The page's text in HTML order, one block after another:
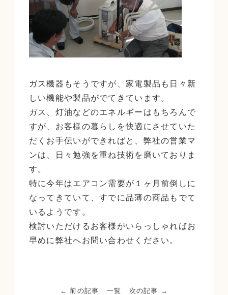
ガス機器もそうですが、家電製品も日々新
しい機能や製品がでてきています。
ガス、灯油などのエネルギーはもちろんで
すが、お客様の暮らしを快適にさせていた
だくお手伝いができればと、弊社の営業マ
ンは、日々勉強を重ね技術を磨いておりま
す。
特に今年はエアコン需要が１ヶ月前倒しに
なってきていて、すでに品薄の商品もでて
いるようです。
検討いただけるお客様がいらっしゃればお
早めに弊社へお問い合わせください。
← 前の記事 一覧 次の記事 →